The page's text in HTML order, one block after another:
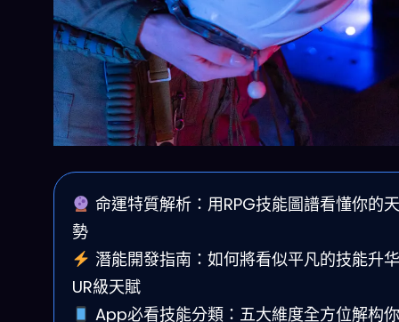
命運特質解析：用RPG技能圖譜看懂你的
勢
潛能開發指南：如何將看似平凡的技能升
UR級天賦
App必看技能分類：五大維度全方位解构